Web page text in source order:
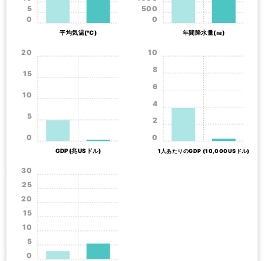
平均気温(℃)
0
5
年間降水量(㎜)
0
500
GDP(兆USドル)
0
5
10
15
20
1人あたりのGDP (10,000USドル)
0
2
4
6
8
10
0
5
10
15
20
25
30